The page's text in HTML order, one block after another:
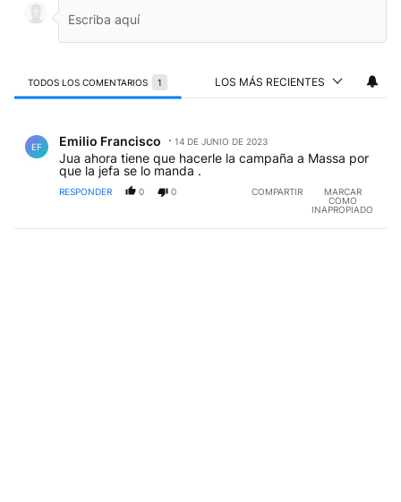
TODOS LOS COMENTARIOS 1 LOS MÁS RECIENTES
EF Emilio Francisco 14 DE JUNIO DE 2023
Jua ahora tiene que hacerle la campaña a Massa por
que la jefa se lo manda .
RESPONDER 0 0 COMPARTIR
MARCAR
COMO
INAPROPIADO